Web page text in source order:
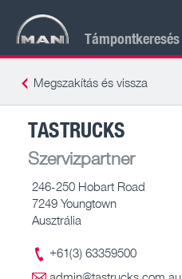
Támpontkeresés
Megszakítás és vissza
TASTRUCKS
Szervizpartner
246-250 Hobart Road
7249 Youngtown
Ausztrália
+61(3) 63359500